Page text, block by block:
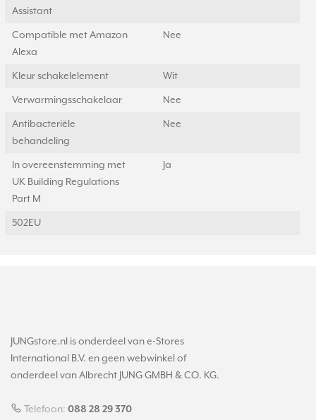
Assistant
Compatible met Amazon
Alexa
Nee
Kleur schakelelement Wit
Verwarmingsschakelaar Nee
Antibacteriële
behandeling
Nee
In overeenstemming met
UK Building Regulations
Part M
Ja
502EU
JUNGstore.nl is onderdeel van e-Stores
International B.V. en geen webwinkel of
onderdeel van Albrecht JUNG GMBH & CO. KG.
Telefoon: 088 28 29 370